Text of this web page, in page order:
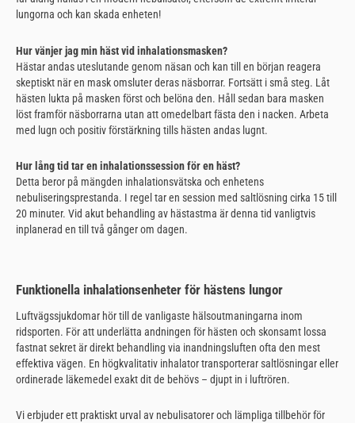
lungorna och kan skada enheten!
Hur vänjer jag min häst vid inhalationsmasken?
Hästar andas uteslutande genom näsan och kan till en början reagera
skeptiskt när en mask omsluter deras näsborrar. Fortsätt i små steg. Låt
hästen lukta på masken först och belöna den. Håll sedan bara masken
löst framför näsborrarna utan att omedelbart fästa den i nacken. Arbeta
med lugn och positiv förstärkning tills hästen andas lugnt.
Hur lång tid tar en inhalationssession för en häst?
Detta beror på mängden inhalationsvätska och enhetens
nebuliseringsprestanda. I regel tar en session med saltlösning cirka 15 till
20 minuter. Vid akut behandling av hästastma är denna tid vanligtvis
inplanerad en till två gånger om dagen.
Funktionella inhalationsenheter för hästens lungor
Luftvägssjukdomar hör till de vanligaste hälsoutmaningarna inom
ridsporten. För att underlätta andningen för hästen och skonsamt lossa
fastnat sekret är direkt behandling via inandningsluften ofta den mest
effektiva vägen. En högkvalitativ inhalator transporterar saltlösningar eller
ordinerade läkemedel exakt dit de behövs – djupt in i luftrören.
Vi erbjuder ett praktiskt urval av nebulisatorer och lämpliga tillbehör för